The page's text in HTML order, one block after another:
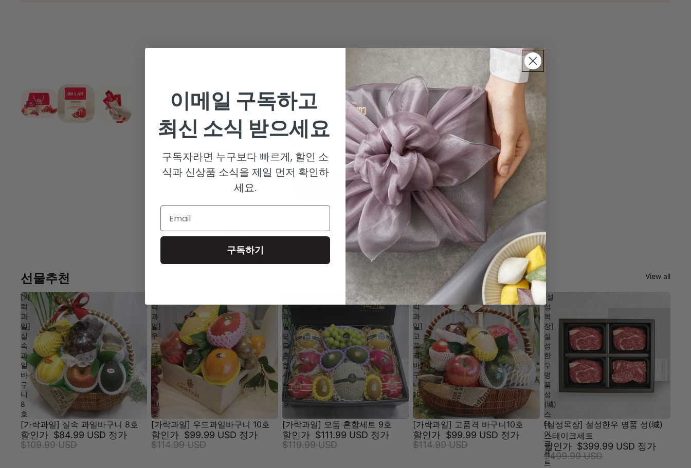
[비비랩] 석류 콜라겐S 젤리 선물세트 (4
할인가 $55.99 USD 정가 $59.99 USD
수량
감소
수량
장바구니
반품 정책
선물추천 View all
[가
락
과
일]
실
속
과
일
바
구
니
8
호
[가락과일] 실속 과일바구니 8호
할인가 $84.99 USD 정가
$109.99 USD
락
과
일]
우
드
과
일
바
구
니
10
호
[가락과일] 우드과일바구니 10호
할인가 $99.99 USD 정가
$114.99 USD
락
과
일]
모
듬
혼
합
세
트
9
호
[가락과일] 모듬 혼합세트 9호
할인가 $111.99 USD 정가
$119.99 USD
[가
락
과
일]
고
품
격
바
구
니
10
호
[가락과일] 고품격 바구니10호
할인가 $99.99 USD 정가
$114.99 USD
[설
성
목
장]
설
성
한
우
명
품
성
(城)
스
테
이
크
세
트
[설성목장] 설성한우 명품 성(城)
스테이크세트
할인가 $399.99 USD 정가
$499.99 USD
이메일 구독하고
최신 소식 받으세요
구독자라면 누구보다 빠르게, 할인 소
식과 신상품 소식을 제일 먼저 확인하
세요.
Email
구독하기